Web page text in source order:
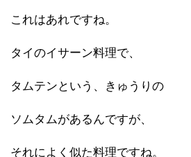
これはあれですね。
タイのイサーン料理で、
タムテンという、きゅうりの
ソムタムがあるんですが、
それによく似た料理ですね。